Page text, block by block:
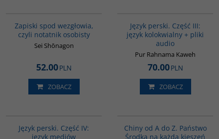
Zapiski spod wezgłowia,
czyli notatnik osobisty
Sei Shōnagon
52.00PLN
ZOBACZ
Język perski. Część III:
język kolokwialny + pliki
audio
Pur Rahnama Kaweh
70.00PLN
ZOBACZ
Język perski. Część IV:
język mediów
Chiny od A do Z. Państwo
Środka na każdą kieszeń